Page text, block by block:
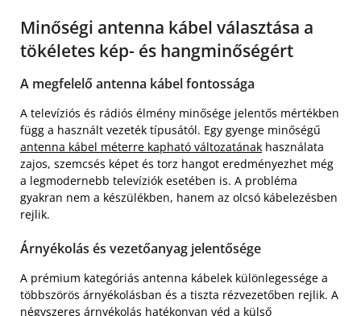
Minőségi antenna kábel választása a
tökéletes kép- és hangminőségért
A megfelelő antenna kábel fontossága
A televíziós és rádiós élmény minősége jelentős mértékben
függ a használt vezeték típusától. Egy gyenge minőségű
antenna kábel méterre kapható változatának használata
zajos, szemcsés képet és torz hangot eredményezhet még
a legmodernebb televíziók esetében is. A probléma
gyakran nem a készülékben, hanem az olcsó kábelezésben
rejlik.
Árnyékolás és vezetőanyag jelentősége
A prémium kategóriás antenna kábelek különlegessége a
többszörös árnyékolásban és a tiszta rézvezetőben rejlik. A
négyszeres árnyékolás hatékonyan véd a külső